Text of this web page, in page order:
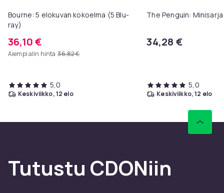
Bourne: 5 elokuvan kokoelma (5 Blu-
ray)
36,10 €
Aiempi alin hinta 36,82 €
5,0
keskiviikko, 12 elo
The Penguin:
34,28 €
5,0
keskiviikko, 12 elo
Tutustu CDONiin